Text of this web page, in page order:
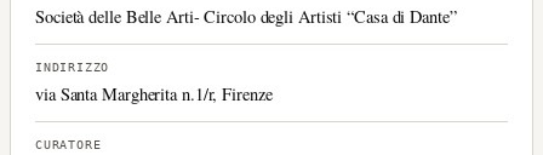
Società delle Belle Arti- Circolo degli Artisti “Casa di Dante”
INDIRIZZO
via Santa Margherita n.1/r, Firenze
CURATORE